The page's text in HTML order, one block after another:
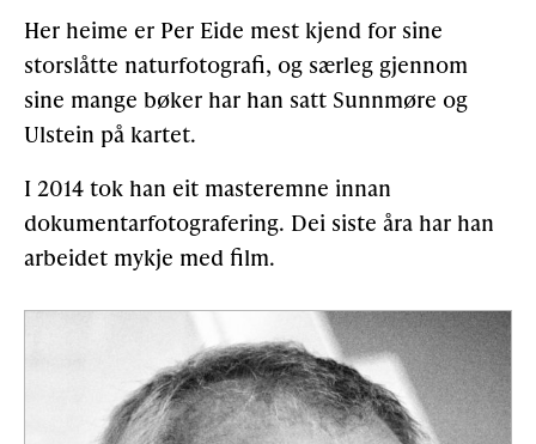
Her heime er Per Eide mest kjend for sine
storslåtte naturfotografi, og særleg gjennom
sine mange bøker har han satt Sunnmøre og
Ulstein på kartet.
I 2014 tok han eit masteremne innan
dokumentarfotografering. Dei siste åra har han
arbeidet mykje med film.